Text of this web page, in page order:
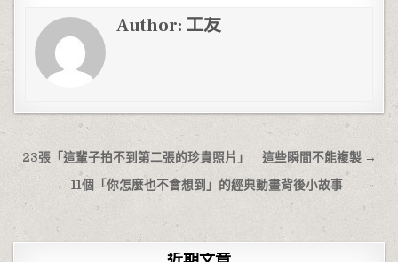
Author: 工友
文章導覽
23張「這輩子拍不到第二張的珍貴照片」 這些瞬間不能複製 →
← 11個「你怎麼也不會想到」的經典動畫背後小故事